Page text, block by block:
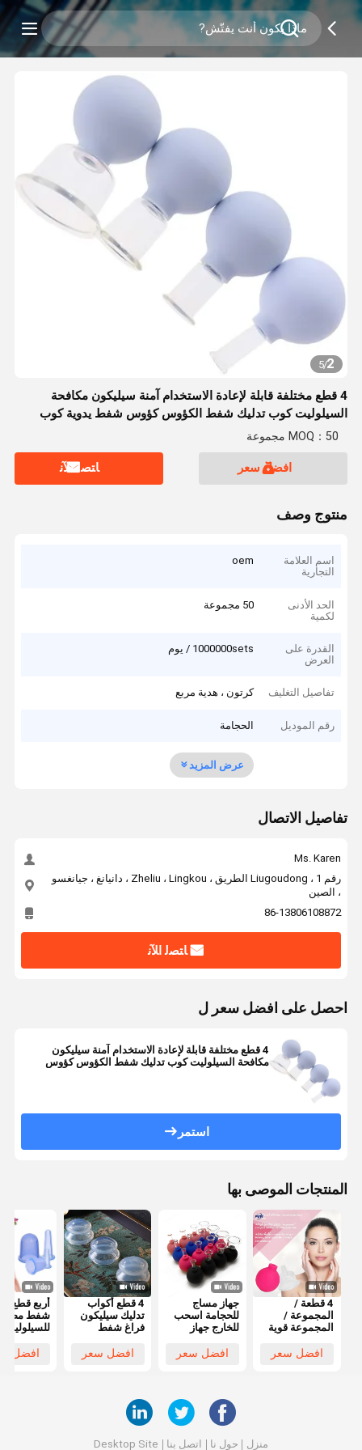
2
/
5
4 قطع مختلفة قابلة لإعادة الاستخدام آمنة سيليكون مكافحة
السيلوليت كوب تدليك شفط الكؤوس كؤوس شفط يدوية كوب
علاج الحجامة
MOQ：50 مجموعة
افضل سعر ﺎﺘﺼﻟ ﺍﻶﻧ
منتوج وصف
اسم العلامة
التجارية
oem
الحد الأدنى
لكمية
50 مجموعة
القدرة على
العرض
1000000sets / يوم
تفاصيل التغليف كرتون ، هدية مربع
رقم الموديل الحجامة
عرض المزيد
تفاصيل الاتصال
Ms. Karen
رقم 1 ، Liugoudong الطريق ، Zheliu ، Lingkou ، دانيانغ ، جيانغسو
، الصين
86-13806108872
ﺎﺘﺼﻟ ﺍﻶﻧ
احصل على افضل سعر ل
4 قطع مختلفة قابلة لإعادة الاستخدام آمنة سيليكون
مكافحة السيلوليت كوب تدليك شفط الكؤوس كؤوس
استمر
المنتجات الموصى بها
4 قطعة /
المجموعة /
المجموعة قوية
الجسم مدلك
افضل سعر
جهاز مساج
للحجامة اسحب
للخارج جهاز
افضل سعر
4 قطع أكواب
تدليك سيليكون
فراغ شفط
لطي القدح قابل
افضل سعر
أربع قطع
شفط مضاد
للسيلوليت
الروماتيزم
افضل
منزل حول نا اتصل بنا Desktop Site